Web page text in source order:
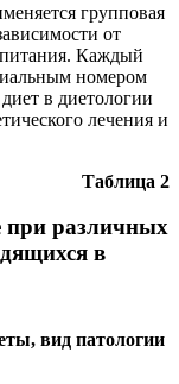
групповая
от
питания. Каждый
номером
в диетологии
лечения и
Таблица 2
при различных
в
вид патологии